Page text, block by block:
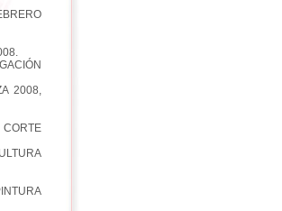
2008,